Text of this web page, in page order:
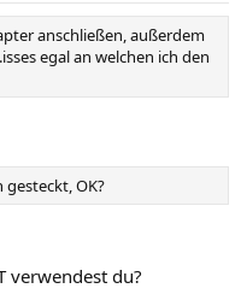
anschließen, außerdem
egal an welchen ich den
OK?
verwendest du?